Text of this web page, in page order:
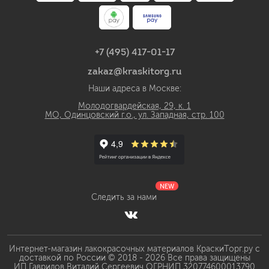
+7 (495) 417-01-17
zakaz@kraskitorg.ru
Наши адреса в Москве:
Молодогвардейская, 29, к. 1
МО, Одинцовский г.о., ул. Западная, стр. 100
Следить за нами
NEW
Интернет-магазин лакокрасочных материалов КраскиТорг.ру с
доставкой по России © 2018 - 2026 Все права защищены
ИП Гаврилов Виталий Сергеевич ОГРНИП 320774600013790